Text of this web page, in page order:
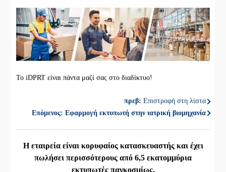
Το iDPRT είναι πάντα μαζί σας στο διαδίκτυο!
πρεβ: Επιστροφή στη λίστα
Επόμενος: Εφαρμογή εκτυπωτή στην ιατρική βιομηχανία
Η εταιρεία είναι κορυφαίος κατασκευαστής και έχει
πωλήσει περισσότερους από 6,5 εκατομμύρια
εκτυπωτές παγκοσμίως.